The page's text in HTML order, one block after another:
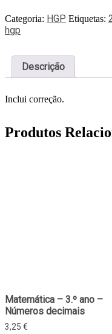
Categoria: HGP Etiquetas:
hgp
Descrição
Inclui correção.
Produtos
Matemática – 3.º ano –
Números decimais
3,25 €